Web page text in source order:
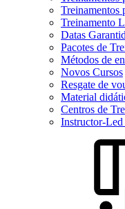
Treinamentos
Treinamento
Datas
Pacotes de
Métodos de
Novos Cursos
Resgate de
Material
Centros de
Instructor-